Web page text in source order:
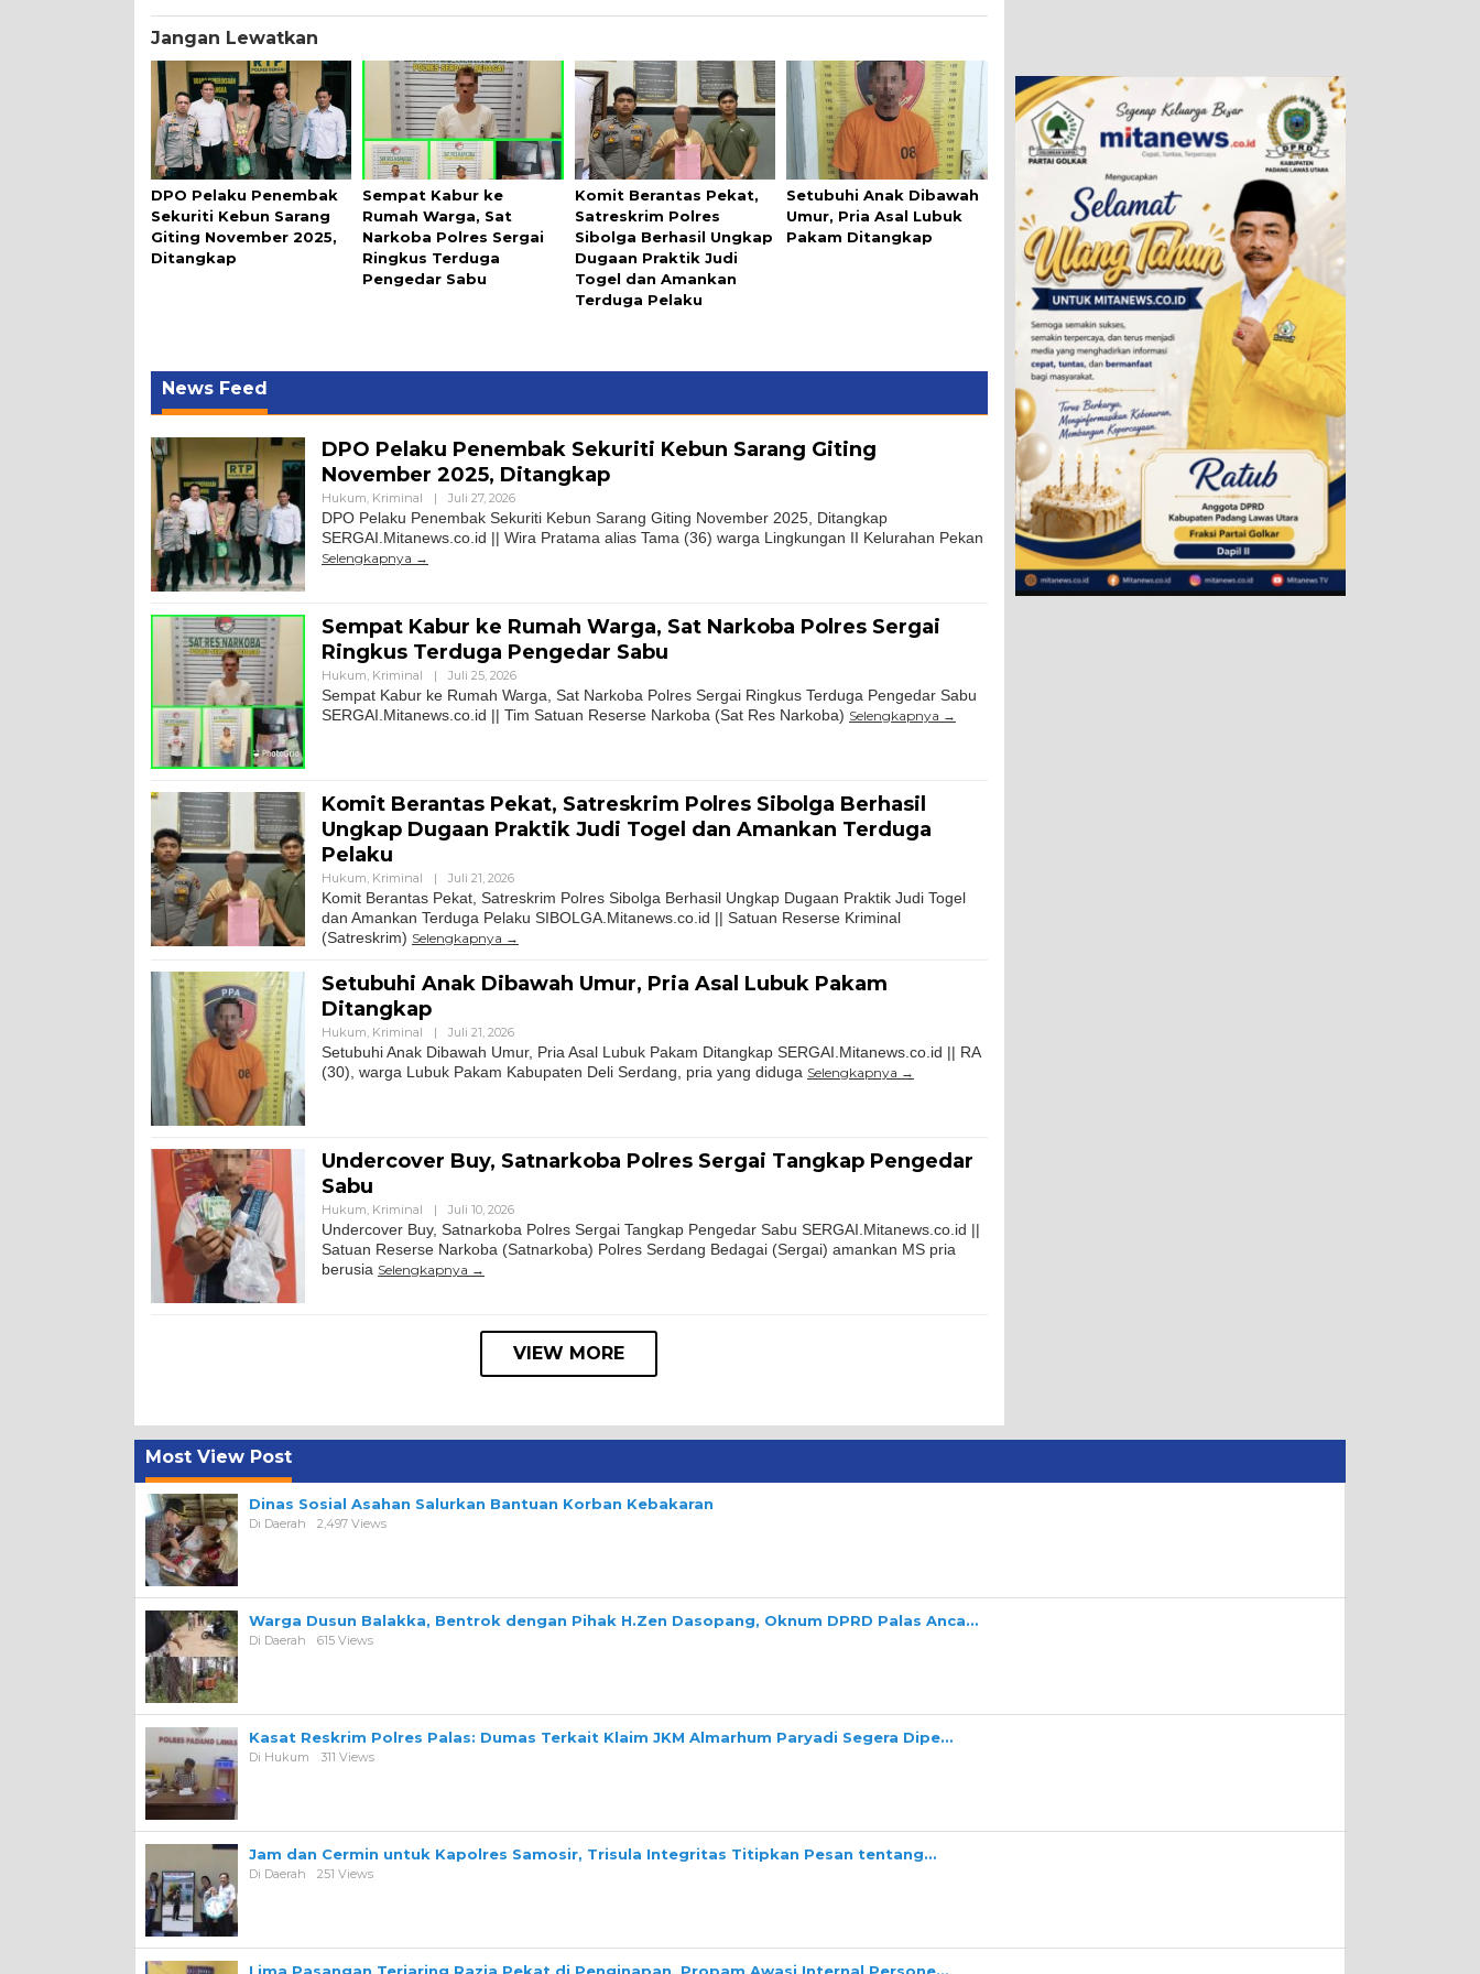
Jangan Lewatkan
DPO Pelaku Penembak
Sekuriti Kebun Sarang
Giting November 2025,
Ditangkap
Sempat Kabur ke
Rumah Warga, Sat
Narkoba Polres Sergai
Ringkus Terduga
Pengedar Sabu
Komit Berantas Pekat,
Satreskrim Polres
Sibolga Berhasil Ungkap
Dugaan Praktik Judi
Togel dan Amankan
Terduga Pelaku
Setubuhi Anak Dibawah
Umur, Pria Asal Lubuk
Pakam Ditangkap
News Feed
DPO Pelaku Penembak Sekuriti Kebun Sarang Giting
November 2025, Ditangkap
Hukum, Kriminal | Juli 27, 2026
DPO Pelaku Penembak Sekuriti Kebun Sarang Giting November 2025, Ditangkap
SERGAI.Mitanews.co.id || Wira Pratama alias Tama (36) warga Lingkungan II Kelurahan Pekan
Selengkapnya
Sempat Kabur ke Rumah Warga, Sat Narkoba Polres Sergai
Ringkus Terduga Pengedar Sabu
Hukum, Kriminal | Juli 25, 2026
Sempat Kabur ke Rumah Warga, Sat Narkoba Polres Sergai Ringkus Terduga Pengedar Sabu
SERGAI.Mitanews.co.id || Tim Satuan Reserse Narkoba (Sat Res Narkoba) Selengkapnya
Komit Berantas Pekat, Satreskrim Polres Sibolga Berhasil
Ungkap Dugaan Praktik Judi Togel dan Amankan Terduga
Pelaku
Hukum, Kriminal | Juli 21, 2026
Komit Berantas Pekat, Satreskrim Polres Sibolga Berhasil Ungkap Dugaan Praktik Judi Togel
dan Amankan Terduga Pelaku SIBOLGA.Mitanews.co.id || Satuan Reserse Kriminal
(Satreskrim) Selengkapnya
Setubuhi Anak Dibawah Umur, Pria Asal Lubuk Pakam
Ditangkap
Hukum, Kriminal | Juli 21, 2026
Setubuhi Anak Dibawah Umur, Pria Asal Lubuk Pakam Ditangkap SERGAI.Mitanews.co.id || RA
(30), warga Lubuk Pakam Kabupaten Deli Serdang, pria yang diduga Selengkapnya
Undercover Buy, Satnarkoba Polres Sergai Tangkap Pengedar
Sabu
Hukum, Kriminal | Juli 10, 2026
Undercover Buy, Satnarkoba Polres Sergai Tangkap Pengedar Sabu SERGAI.Mitanews.co.id ||
Satuan Reserse Narkoba (Satnarkoba) Polres Serdang Bedagai (Sergai) amankan MS pria
berusia Selengkapnya
VIEW MORE
Most View Post
Dinas Sosial Asahan Salurkan Bantuan Korban Kebakaran
Di Daerah 2,497 Views
Warga Dusun Balakka, Bentrok dengan Pihak H.Zen Dasopang, Oknum DPRD Palas Anca…
Di Daerah 615 Views
Kasat Reskrim Polres Palas: Dumas Terkait Klaim JKM Almarhum Paryadi Segera Dipe…
Di Hukum 311 Views
Jam dan Cermin untuk Kapolres Samosir, Trisula Integritas Titipkan Pesan tentang…
Di Daerah 251 Views